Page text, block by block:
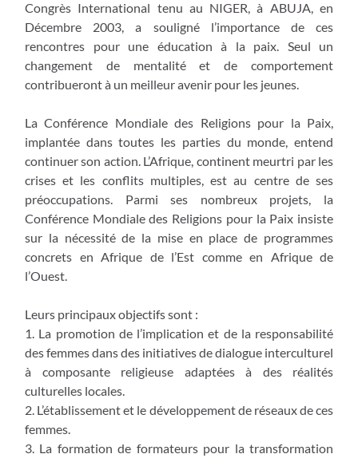
Congrès International tenu au NIGER, à ABUJA, en
Décembre 2003, a souligné l’importance de ces
rencontres pour une éducation à la paix. Seul un
changement de mentalité et de comportement
contribueront à un meilleur avenir pour les jeunes.
La Conférence Mondiale des Religions pour la Paix,
implantée dans toutes les parties du monde, entend
continuer son action. L’Afrique, continent meurtri par les
crises et les conflits multiples, est au centre de ses
préoccupations. Parmi ses nombreux projets, la
Conférence Mondiale des Religions pour la Paix insiste
sur la nécessité de la mise en place de programmes
concrets en Afrique de l’Est comme en Afrique de
l’Ouest.
Leurs principaux objectifs sont :
1. La promotion de l’implication et de la responsabilité
des femmes dans des initiatives de dialogue interculturel
à composante religieuse adaptées à des réalités
culturelles locales.
2. L’établissement et le développement de réseaux de ces
femmes.
3. La formation de formateurs pour la transformation